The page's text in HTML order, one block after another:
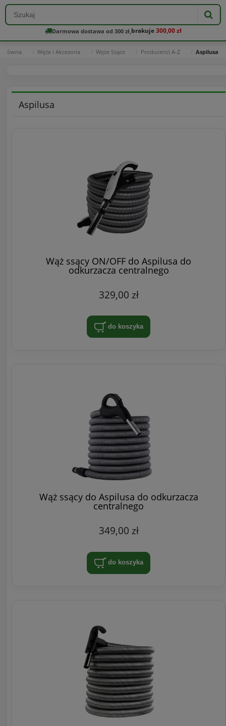
Darmowa dostawa od 300 zł, brakuje300,00 zł
główna Węże i Akcesoria Węże Ssące Producenci A-Z Aspilusa
Aspilusa
Wąż ssący ON/OFF do Aspilusa do
odkurzacza centralnego
329,00 zł
do koszyka
Wąż ssący do Aspilusa do odkurzacza
centralnego
349,00 zł
do koszyka